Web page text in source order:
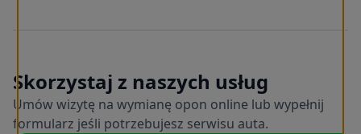
Skorzystaj z naszych usług
Umów wizytę na wymianę opon online lub wypełnij
formularz jeśli potrzebujesz serwisu auta.